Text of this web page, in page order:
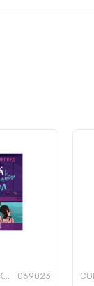
СОВРЕМЕНА КНИЖЕВНОСТ 069023